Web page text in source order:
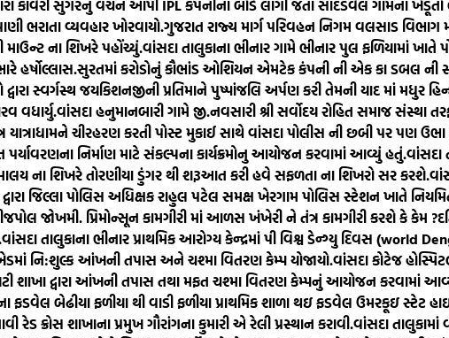
કાવેરી સુગરનું વચન આપી IPL કંપનીના બોર્ડ લાગી જતા સાદડવેલ ગામના
ભરાતા વ્યવહાર ખોરવાયો.ગુજરાત રાજ્ય માર્ગ પરિવહન નિગમ વલસાડ વિભાગ
ના શિખરે પહોંચ્યું.વાંસદા તાલુકાના ભીનાર ગામે ભીનાર પુલ ફળિયામાં ખાતે
હર્ષોલ્લાસ.સુરતમાં કરોડોનું કૌભાંડ ઓશિયન એમટેક કંપની ની એક કા ડબલ ની
સ્વર્ગસ્થ જયકિશનજીની પ્રતિમાને પુષ્પાંજલિ અર્પણ કરી તેમની યાદ માં મધુર
વધાર્યુ.વાંસદા હનુમાનબારી ગામે જી.નવસારી શ્રી સર્વોદય રોહિત સમાજ સંસ્થા
ચીરહરણ કરતી પોસ્ટ મુકાઈ સાથે વાંસદા પોલીસ ની છબી પર પણ ઉભા
નિર્માણ માટે સંકલ્પના કાર્યક્રમોનુ આયોજન કરવામાં આવ્યું હતું.વાંસદા
ના શિખરે તોરણીયા ડુંગર થી શરૂઆત કરી હવે સફળતા ના શિખરો સર કરશે.
જિલ્લા પોલિસ અધિક્ષક રાહુલ પટેલ સમક્ષ ખેરગામ પોલિસ સ્ટેશન ખાતે
જોખમી. પ્રિમોન્સૂન કામગીરી માં આળસ ખંખેરી ને તંત્ર કામગીરી કરશે કે કેમ ?
વાંસદા તાલુકાના ભીનાર પ્રાથમિક આરોગ્ય કેન્દ્રમાં પી વિશ્વ ડેન્ગ્યુ દિવસ (world
નિ:શુલ્ક આંખની તપાસ અને ચશ્મા વિતરણ કેમ્પ યોજાયો.વાંસદા કોટેજ
શાખા દ્વારા આંખની તપાસ તથા મફત ચશ્મા વિતરણ કેમ્પનું આયોજન કરવામાં
ફડવેલ બેઢીયા ફળીયા થી વાડી ફળીયા પ્રાથમિક શાળા થઇ ફડવેલ ઉમરકૂઇ સ્ટેટ
રેડ ક્રોસ શાખાના પ્રમુખ ગૌરાંગના કુમારી એ રેલી પ્રસ્થાન કરાવી.વાંસદા